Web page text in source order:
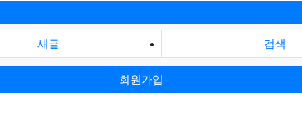
새글 검색
회원가입